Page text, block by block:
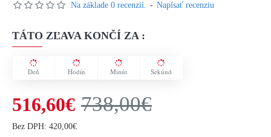
Na základe 0 recenzií. - Napísať recenziu
TÁTO ZĽAVA KONČÍ ZA :
Deň Hodín Minút Sekúnd
516,60€ 738,00€
Bez DPH: 420,00€